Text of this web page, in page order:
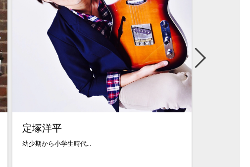
定塚洋平
幼少期から小学生時代...